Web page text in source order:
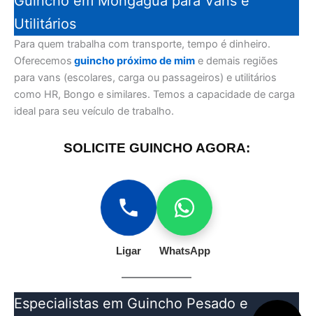
Utilitários
Para quem trabalha com transporte, tempo é dinheiro.
Oferecemos guincho próximo de mim e demais regiões
para vans (escolares, carga ou passageiros) e utilitários
como HR, Bongo e similares. Temos a capacidade de carga
ideal para seu veículo de trabalho.
SOLICITE GUINCHO AGORA:
Ligar WhatsApp
Especialistas em Guincho Pesado e